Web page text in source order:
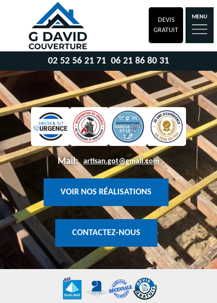
DEVIS
GRATUIT
MENU
02 52 56 21 71 06 21 86 80 31
Mail: artisan.got@gmail.com
VOIR NOS RÉALISATIONS
CONTACTEZ-NOUS